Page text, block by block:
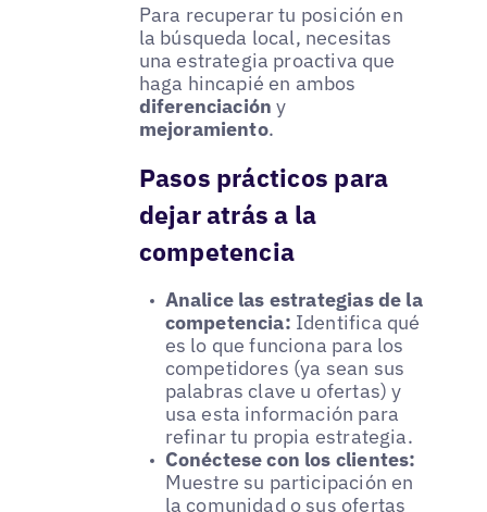
Para recuperar tu posición en
la búsqueda local, necesitas
una estrategia proactiva que
haga hincapié en ambos
diferenciación y
mejoramiento.
Pasos prácticos para
dejar atrás a la
competencia
Analice las estrategias de la
competencia: Identifica qué
es lo que funciona para los
competidores (ya sean sus
palabras clave u ofertas) y
usa esta información para
refinar tu propia estrategia.
Conéctese con los clientes:
Muestre su participación en
la comunidad o sus ofertas